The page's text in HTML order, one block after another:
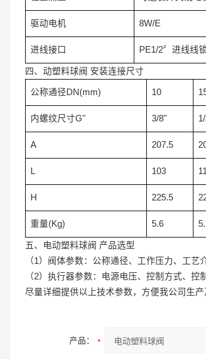
驱动电机 8W/E
进线接口 PE1/2〞进线线
四、动塑料球阀 安装连接尺寸
公称通径DN(mm) 10
内螺纹尺寸G" 3/8"
A 207.5
L 103
H 225.5
重量(Kg) 5.6
五、电动塑料球阀 产品选型
（1）阀体参数：公称通径、工作压力、工艺
（2）执行器参数：电源电压、控制方式、控
尽量详细提供以上技术参数，方便我公司生
产品：